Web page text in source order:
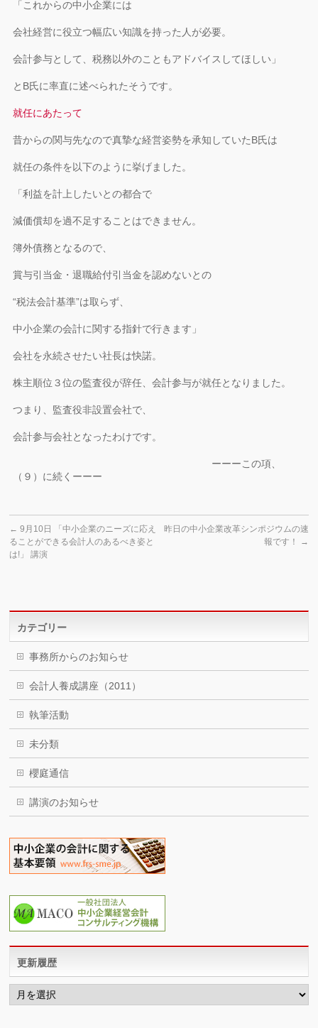
「これからの中小企業には
会社経営に役立つ幅広い知識を持った人が必要。
会計参与として、税務以外のこともアドバイスしてほしい」
とB氏に率直に述べられたそうです。
就任にあたって
昔からの関与先なので真摯な経営姿勢を承知していたB氏は
就任の条件を以下のように挙げました。
「利益を計上したいとの都合で
減価償却を過不足することはできません。
簿外債務となるので、
賞与引当金・退職給付引当金を認めないとの
“税法会計基準”は取らず、
中小企業の会計に関する指針で行きます」
会社を永続させたい社長は快諾。
株主順位３位の監査役が辞任、会計参与が就任となりました。
つまり、監査役非設置会社で、
会計参与会社となったわけです。
ーーーこの項、
（９）に続くーーー
← 9月10日 「中小企業のニーズに応え
ることができる会計人のあるべき姿と
は!」 講演
昨日の中小企業改革シンポジウムの速
報です！
→
カテゴリー
事務所からのお知らせ
会計人養成講座（2011）
執筆活動
未分類
櫻庭通信
講演のお知らせ
更新履歴
更
新
履